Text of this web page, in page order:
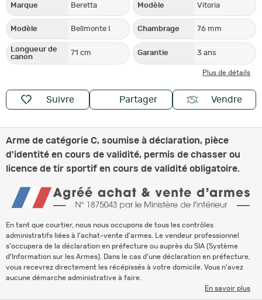
Marque Beretta Modèle Vitoria
Modèle Bellmonte I Chambrage 76 mm
Longueur de
canon
71 cm Garantie 3 ans
Plus de détails
Suivre Partager Vendre
Arme de catégorie C, soumise à déclaration, pièce
d'identité en cours de validité, permis de chasser ou
licence de tir sportif en cours de validité obligatoire.
En tant que courtier, nous nous occupons de tous les contrôles
administratifs liées à l'achat-vente d'armes. Le vendeur professionnel
s'occupera de la déclaration en préfecture ou auprès du SIA (Système
d'Information sur les Armes). Dans le cas d'une déclaration en préfecture,
vous recevrez directement les récépissés à votre domicile. Vous n'avez
aucune démarche administrative à faire.
En savoir plus